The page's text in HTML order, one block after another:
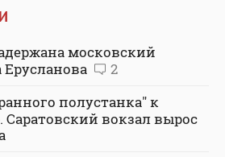
московский
2
полустанка" к
Саратовский вокзал вырос